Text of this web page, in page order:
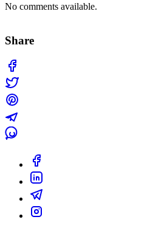
No comments available.
Share